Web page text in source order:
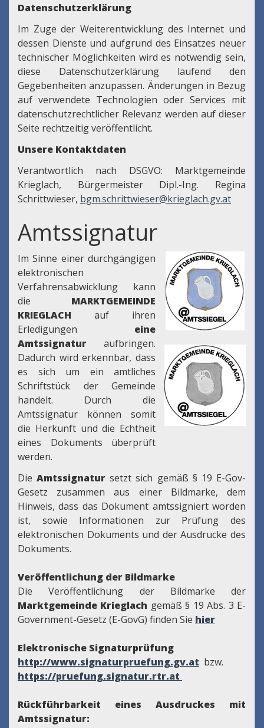
Datenschutzerklärung
Im Zuge der Weiterentwicklung des Internet und
dessen Dienste und aufgrund des Einsatzes neuer
technischer Möglichkeiten wird es notwendig sein,
diese Datenschutzerklärung laufend den
Gegebenheiten anzupassen. Änderungen in Bezug
auf verwendete Technologien oder Services mit
datenschutzrechtlicher Relevanz werden auf dieser
Seite rechtzeitig veröffentlicht.
Unsere Kontaktdaten
Verantwortlich nach DSGVO: Marktgemeinde
Krieglach, Bürgermeister Dipl.-Ing. Regina
Schrittwieser, bgm.schrittwieser@krieglach.gv.at
Amtssignatur
Im Sinne einer durchgängigen
elektronischen
Verfahrensabwicklung kann
die MARKTGEMEINDE
KRIEGLACH auf ihren
Erledigungen eine
Amtssignatur aufbringen.
Dadurch wird erkennbar, dass
es sich um ein amtliches
Schriftstück der Gemeinde
handelt. Durch die
Amtssignatur können somit
die Herkunft und die Echtheit
eines Dokuments überprüft
werden.
DieAmtssignatursetzt sich gemäß § 19 E-Gov-
Gesetz zusammen aus einer Bildmarke, dem
Hinweis, dass das Dokument amtssigniert worden
ist, sowie Informationen zur Prüfung des
elektronischen Dokuments und der Ausdrucke des
Dokuments.
Veröffentlichung der Bildmarke
Die Veröffentlichung der Bildmarke der
Marktgemeinde Krieglach gemäß § 19 Abs. 3 E-
Government-Gesetz (E-GovG) finden Sie hier
Elektronische Signaturprüfung
http://www.signaturpruefung.gv.at bzw.
https://pruefung.signatur.rtr.at
Rückführbarkeit eines Ausdruckes mit
Amtssignatur: